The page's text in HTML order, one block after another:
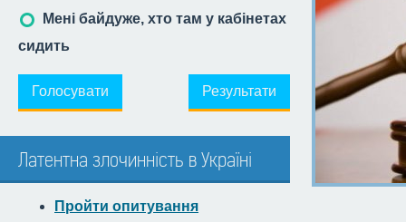
Мені байдуже, хто там у кабінетах
сидить
Голосувати Результати
Латентна злочинність в Україні
Пройти опитування